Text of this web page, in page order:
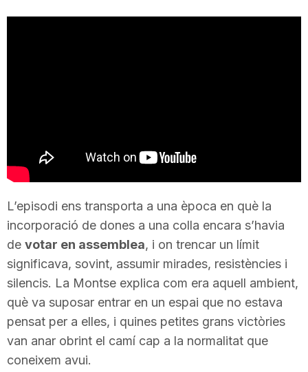
n
a
L’episodi ens transporta a una època en què la
incorporació de dones a una colla encara s’havia
de votar en assemblea, i on trencar un límit
significava, sovint, assumir mirades, resistències i
silencis. La Montse explica com era aquell ambient,
què va suposar entrar en un espai que no estava
pensat per a elles, i quines petites grans victòries
van anar obrint el camí cap a la normalitat que
coneixem avui.